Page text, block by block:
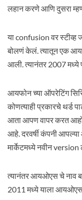
लहान करणे आणि दुसरा
या confusion वर स्टीव्ह
बोलणं केलं. त्यातून एक
आली. त्यानंतर 2007 मध्ये
आयफोन च्या ऑपरेटिंग
कोणत्याही प्रकारचे थर्ड
आता आपण वापर करत
आहे. दरवर्षी कंपनी
मार्केटमध्ये नवीन
त्यानंतर आयओएस चे
2011 मध्ये याला आयओएस